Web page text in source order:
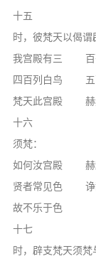
十五
时，彼梵天以偈
我宫殿有三 百
四百列白鸟 五
梵天此宫殿 赫
十六
须梵：
如何汝宫殿 赫
贤者常见色 诤
故不乐于色
十七
时，辟支梵天须